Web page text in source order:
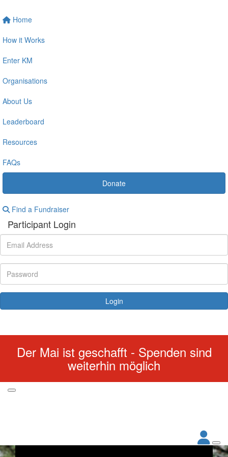
Home
How it Works
Enter KM
Organisations
About Us
Leaderboard
Resources
FAQs
Donate
Find a Fundraiser
Participant Login
Login
Der Mai ist geschafft - Spenden sind
weiterhin möglich